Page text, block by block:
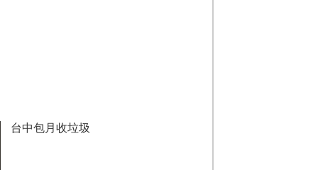
台中包月收垃圾